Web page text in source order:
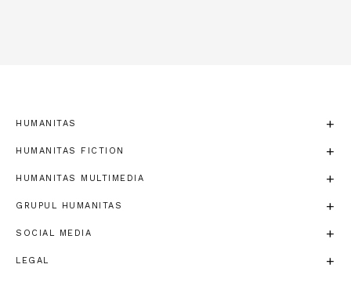
HUMANITAS
HUMANITAS FICTION
HUMANITAS MULTIMEDIA
GRUPUL HUMANITAS
SOCIAL MEDIA
LEGAL